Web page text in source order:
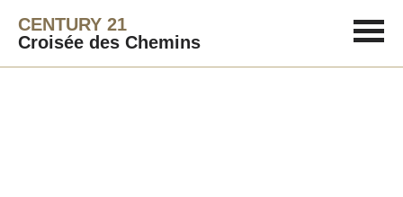
CENTURY 21
Croisée des Chemins